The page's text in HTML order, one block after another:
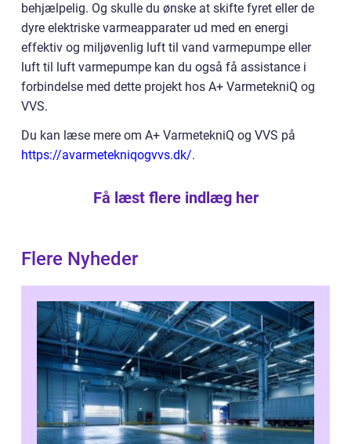
behjælpelig. Og skulle du ønske at skifte fyret eller de
dyre elektriske varmeapparater ud med en energi
effektiv og miljøvenlig luft til vand varmepumpe eller
luft til luft varmepumpe kan du også få assistance i
forbindelse med dette projekt hos A+ VarmetekniQ og
VVS.
Du kan læse mere om A+ VarmetekniQ og VVS på
https://avarmetekniqogvvs.dk/.
Få læst flere indlæg her
Flere Nyheder